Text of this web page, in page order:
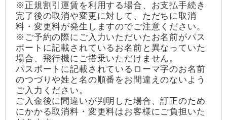
※正規割引運賃を利用する場合、お支払手続き
完了後の取消や変更に対して、ただちに取消
料・変更料が発生しますのでご注意ください。
※ご予約の際にご入力いただいたお名前がパス
ポートに記載されているお名前と異なっていた
場合、飛行機にご搭乗いただけません。
パスポートに記載されているローマ字のお名前
のつづりや姓と名の順番をお間違えのないよう
ご入力ください。
ご入金後に間違いが判明した場合、訂正のため
にかかる取消料・変更料はお客様にご負担いた